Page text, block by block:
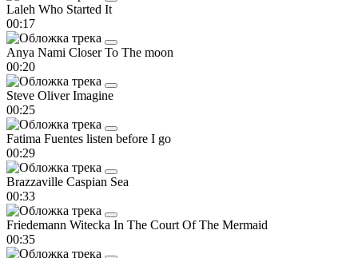
Laleh Who Started It
00:17
Anya Nami Closer To The moon
00:20
Steve OliverImagine
00:25
Fatima Fuentes listen before I go
00:29
Brazzaville Caspian Sea
00:33
Friedemann Witecka In The Court Of The Mermaid
00:35